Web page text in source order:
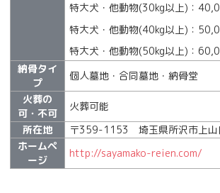
特大犬・他動物(30kg以上)：
特大犬・他動物(40kg以上)：
特大犬・他動物(50kg以上)：
納骨タイ
プ
個人墓地・合同墓地・納骨堂
火葬の
可・不可
火葬可能
所在地
〒359-1153 埼玉県所沢市上山
ホームペ
ージ
http://sayamako-reien.com/